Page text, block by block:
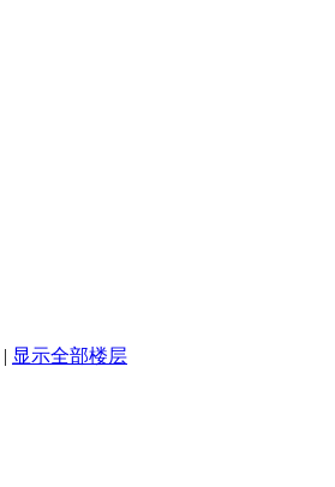
| 显示全部楼层